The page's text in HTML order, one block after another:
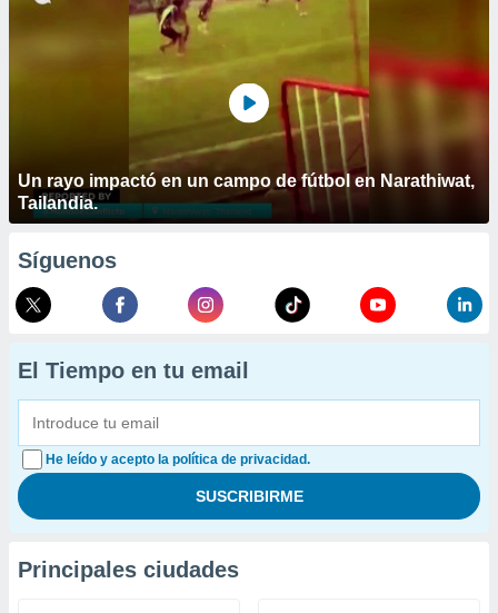
Un rayo impactó en un campo de fútbol en Narathiwat,
Tailandia.
Síguenos
El Tiempo en tu email
He leído y acepto la política de privacidad.
Principales ciudades